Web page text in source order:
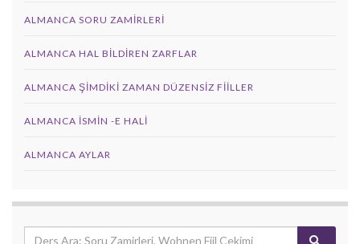
ALMANCA SORU ZAMIRLERI
ALMANCA HAL BILDIREN ZARFLAR
ALMANCA ŞIMDIKI ZAMAN DÜZENSIZ FIILLER
ALMANCA İSMIN -E HALI
ALMANCA AYLAR